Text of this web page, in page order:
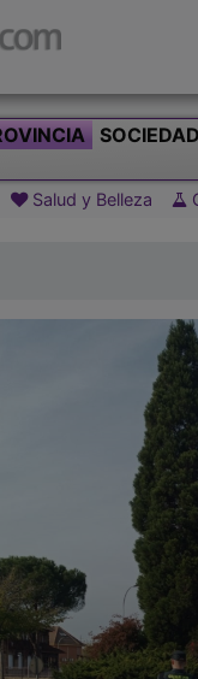
Salud y Belleza